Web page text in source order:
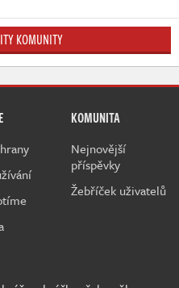
KOMUNITY
KOMUNITA
Nejnovější
příspěvky
Žebříček uživatelů